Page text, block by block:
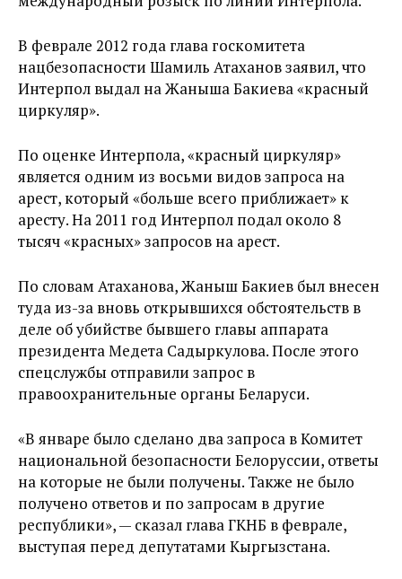
В феврале 2012 года глава госкомитета
нацбезопасности Шамиль Атаханов заявил, что
Интерпол выдал на Жаныша Бакиева «красный
циркуляр».
По оценке Интерпола, «красный циркуляр»
является одним из восьми видов запроса на
арест, который «больше всего приближает» к
аресту. На 2011 год Интерпол подал около 8
тысяч «красных» запросов на арест.
По словам Атаханова, Жаныш Бакиев был внесен
туда из-за вновь открывшихся обстоятельств в
деле об убийстве бывшего главы аппарата
президента Медета Садыркулова. После этого
спецслужбы отправили запрос в
правоохранительные органы Беларуси.
«В январе было сделано два запроса в Комитет
национальной безопасности Белоруссии, ответы
на которые не были получены. Также не было
получено ответов и по запросам в другие
республики», — сказал глава ГКНБ в феврале,
выступая перед депутатами Кыргызстана.